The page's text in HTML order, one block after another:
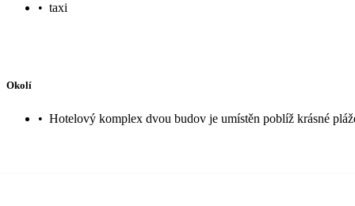
• taxi
Okolí
• Hotelový komplex dvou budov je umístěn poblíž krásné